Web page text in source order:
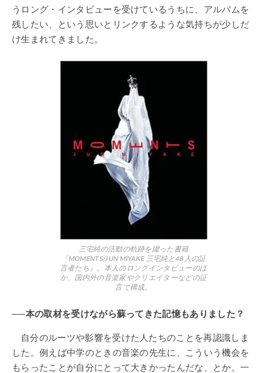
うロング・インタビューを受けているうちに、アルバムを
残したい、という思いとリンクするような気持ちが少しだ
け生まれてきました。
三宅純の活動の軌跡を綴った書籍
『MOMENTS/JUN MIYAKE 三宅純と48人の証
言者たち』。本人のロングインタビューのほ
か、国内外の音楽家やクリエイターなどの証
言で構成。
──本の取材を受けながら蘇ってきた記憶もありました？
自分のルーツや影響を受けた人たちのことを再認識しま
した。例えば中学のときの音楽の先生に、こういう機会を
もらったことが自分にとって大きかったんだな、とか。一